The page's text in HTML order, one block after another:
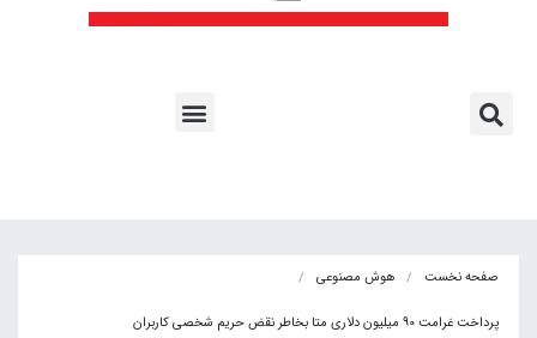
صفحه نخست هوش مصنوعی
پرداخت غرامت 90 میلیون دلاری متا بخاطر نقض حریم شخصی کاربران